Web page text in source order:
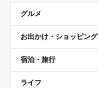
グルメ
お出かけ・ショッピング
宿泊・旅行
ライフ